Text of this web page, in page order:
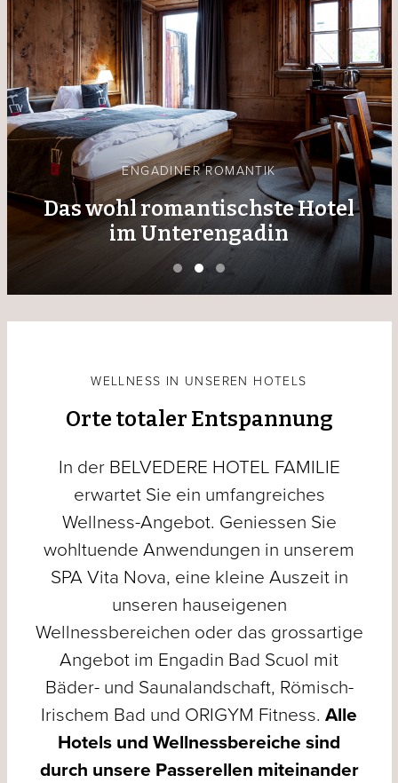
ENGADINER ROMANTIK
Das wohl romantischste Hotel
im Unterengadin
WELLNESS IN UNSEREN HOTELS
Orte totaler Entspannung
In der BELVEDERE HOTEL FAMILIE
erwartet Sie ein umfangreiches
Wellness-Angebot. Geniessen Sie
wohltuende Anwendungen in unserem
SPA Vita Nova, eine kleine Auszeit in
unseren hauseigenen
Wellnessbereichen oder das grossartige
Angebot im Engadin Bad Scuol mit
Bäder- und Saunalandschaft, Römisch-
Irischem Bad und ORIGYM Fitness. Alle
Hotels und Wellnessbereiche sind
durch unsere Passerellen miteinander